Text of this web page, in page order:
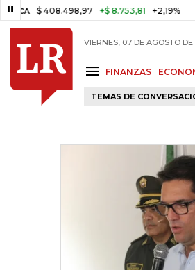
$ 408.498,97 +$ 8.753,81 +2,19% TASA
VIERNES, 07 DE AGOSTO
FINANZAS
TEMAS DE